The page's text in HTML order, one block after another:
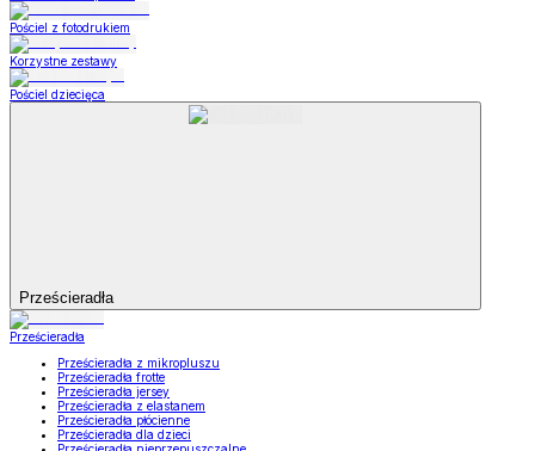
Pościel z fotodrukiem
Korzystne zestawy
Pościel dziecięca
Prześcieradła
Prześcieradła
Prześcieradła z mikropluszu
Prześcieradła frotte
Prześcieradła jersey
Prześcieradła z elastanem
Prześcieradła płócienne
Prześcieradła dla dzieci